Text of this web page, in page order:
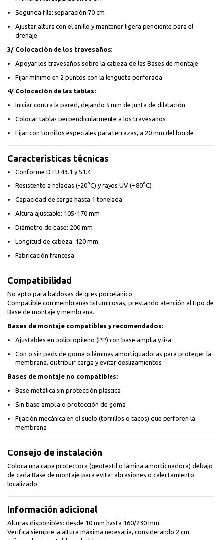
Segunda fila: separación 70 cm
Ajustar altura con el anillo y mantener ligera pendiente para el
drenaje
3/ Colocación de los travesaños:
Apoyar los travesaños sobre la cabeza de las Bases de montaje
Fijar mínimo en 2 puntos con la lengüeta perforada
4/ Colocación de las tablas:
Iniciar contra la pared, dejando 5 mm de junta de dilatación
Colocar tablas perpendicularmente a los travesaños
Fijar con tornillos especiales para terrazas, a 20 mm del borde
Características técnicas
Conforme DTU 43.1 y 51.4
Resistente a heladas (-20°C) y rayos UV (+80°C)
Capacidad de carga hasta 1 tonelada
Altura ajustable: 105-170 mm
Diámetro de base: 200 mm
Longitud de cabeza: 120 mm
Fabricación francesa
Compatibilidad
No apto para baldosas de gres porcelánico.
Compatible con membranas bituminosas, prestando atención al tipo de
Base de montaje y membrana.
Bases de montaje compatibles y recomendados:
Ajustables en polipropileno (PP) con base amplia y lisa
Con o sin pads de goma o láminas amortiguadoras para proteger la
membrana, distribuir carga y evitar deslizamientos
Bases de montaje no compatibles:
Base metálica sin protección plástica
Sin base amplia o protección de goma
Fijación mecánica en el suelo (tornillos o tacos) que perforen la
membrana
Consejo de instalación
Coloca una capa protectora (geotextil o lámina amortiguadora) debajo
de cada Base de montaje para evitar abrasiones o calentamiento
localizado.
Información adicional
Alturas disponibles: desde 10 mm hasta 160/230 mm.
Verifica siempre la altura máxima necesaria, considerando 2 cm